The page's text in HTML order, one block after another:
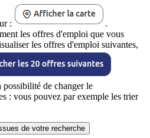
:
.
les offres d'emploi que vous
les offres d'emploi suivantes,
possibilité de changer le
: vous pouvez par exemple les trier
de votre recherche